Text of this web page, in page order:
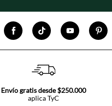
Envío gratis desde $250.000
aplica TyC